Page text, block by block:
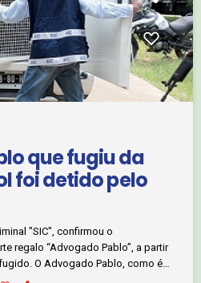
que fugiu da
foi detido pelo
"SIC", confirmou o
regalo “Advogado Pablo”, a partir
O Advogado Pablo, como é
Girassol, para onde tinha sido